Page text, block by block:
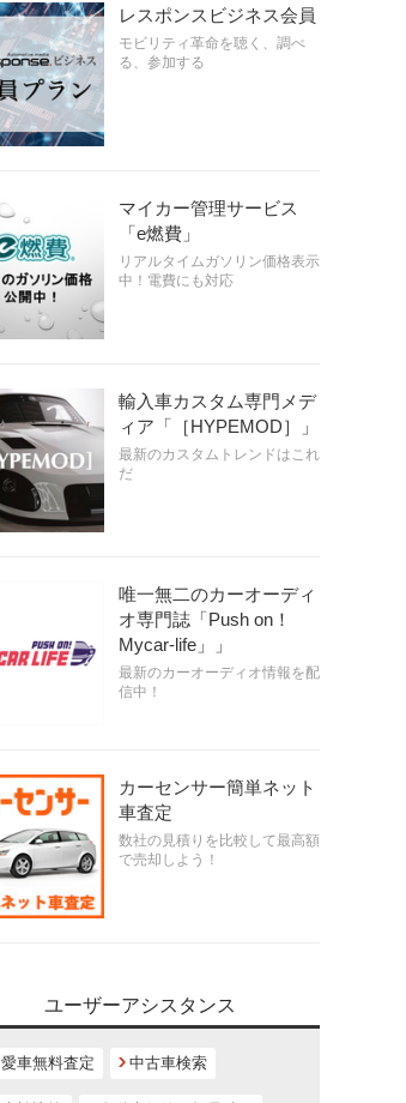
レスポンスビジネス会員
モビリティ革命を聴く、調べ
る、参加する
マイカー管理サービス
「e燃費」
リアルタイムガソリン価格表示
中！電費にも対応
輸入車カスタム専門メデ
ィア「［HYPEMOD］」
最新のカスタムトレンドはこれ
だ
唯一無二のカーオーディ
オ専門誌「Push on！
Mycar-life」」
最新のカーオーディオ情報を配
信中！
カーセンサー簡単ネット
車査定
数社の見積りを比較して最高額
で売却しよう！
ユーザーアシスタンス
愛車無料査定 中古車検索